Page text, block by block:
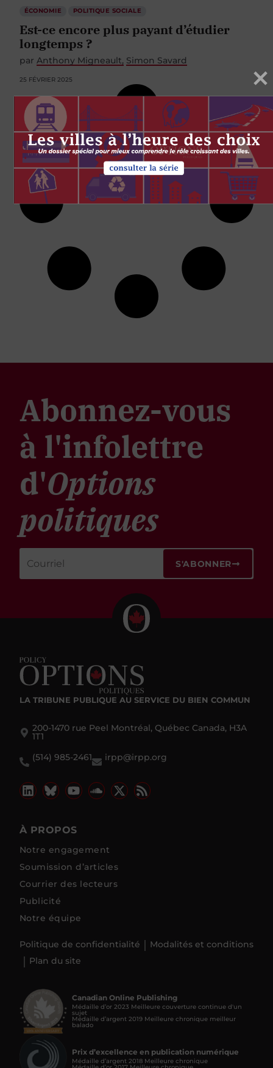
ÉCONOMIE POLITIQUE SOCIALE
Est-ce encore plus payant d’étudier
longtemps ?
par Anthony Migneault Simon Savard
25 FÉVRIER 2025
Abonnez-vous
à l'infolettre
d'Options
politiques
S'ABONNER
LA TRIBUNE PUBLIQUE AU SERVICE DU BIEN COMMUN
200-1470 rue Peel Montréal, Québec Canada, H3A
1T1
(514) 985-2461
irpp@irpp.org
À PROPOS
Notre engagement
Soumission d’articles
Courrier des lecteurs
Publicité
Notre équipe
Politique de confidentialité
Modalités et conditions
Plan du site
Canadian Online Publishing
Médaille d’or 2023 Meilleure couverture continue d'un
sujet
Médaille d’argent 2019 Meilleure chronique meilleur
balado
Prix d’excellence en publication numérique
Médaille d’argent 2018 Meilleure chronique